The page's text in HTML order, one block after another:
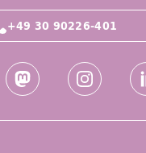
+49 30 90226-401
Kanäle